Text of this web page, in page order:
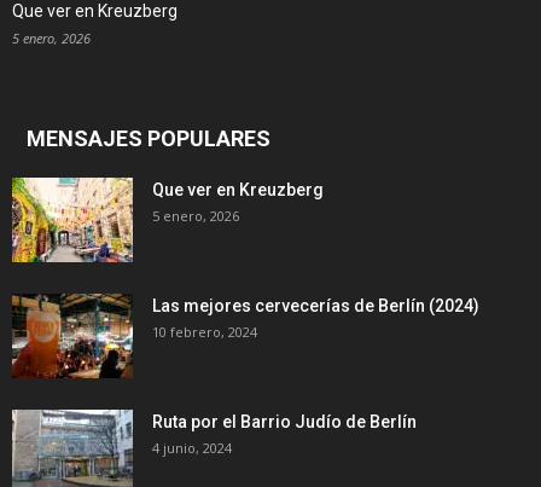
Que ver en Kreuzberg
5 enero, 2026
MENSAJES POPULARES
Que ver en Kreuzberg
5 enero, 2026
Las mejores cervecerías de Berlín (2024)
10 febrero, 2024
Ruta por el Barrio Judío de Berlín
4 junio, 2024